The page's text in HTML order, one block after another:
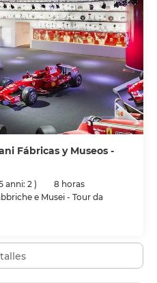
Fábricas y Museos -
anni: 2)
8 horas
e Musei - Tour da